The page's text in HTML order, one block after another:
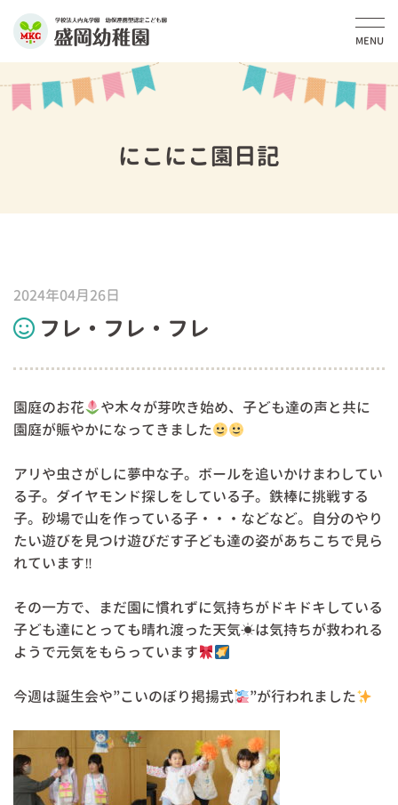
MENU
にこにこ園日記
フレ・フレ・フレ
2024年04月26日
園庭のお花
や木々が芽吹き始め、子ども達の声と共に
園庭が賑やかになってきました
アリや虫さがしに夢中な子。ボールを追いかけまわしてい
る子。ダイヤモンド探しをしている子。鉄棒に挑戦する
子。砂場で山を作っている子・・・などなど。自分のやり
たい遊びを見つけ遊びだす子ども達の姿があちこちで見ら
れています‼
その一方で、まだ園に慣れずに気持ちがドキドキしている
子ども達にとっても晴れ渡った天気☀は気持ちが救われる
ようで元気をもらっています
今週は誕生会や”こいのぼり掲揚式 ”が行われました